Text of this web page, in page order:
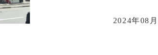
2024年08